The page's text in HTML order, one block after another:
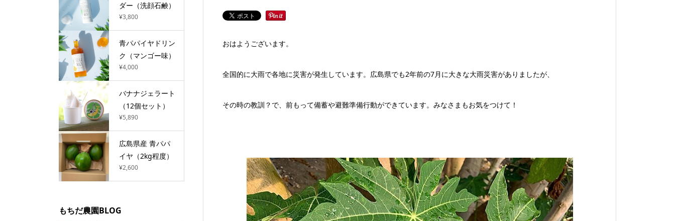
おはようございます。
全国的に大雨で各地に災害が発生しています。広島県でも2年前の7月に大きな大雨災害がありましたが、
その時の教訓？で、前もって備蓄や避難準備行動ができています。みなさまもお気をつけて！
ダー（洗顔石鹸）
¥3,800
青パパイヤドリン
ク（マンゴー味）
¥4,000
バナナジェラート
（12個セット）
¥5,890
広島県産 青パパ
イヤ（2kg程度）
¥2,600
もちだ農園BLOG